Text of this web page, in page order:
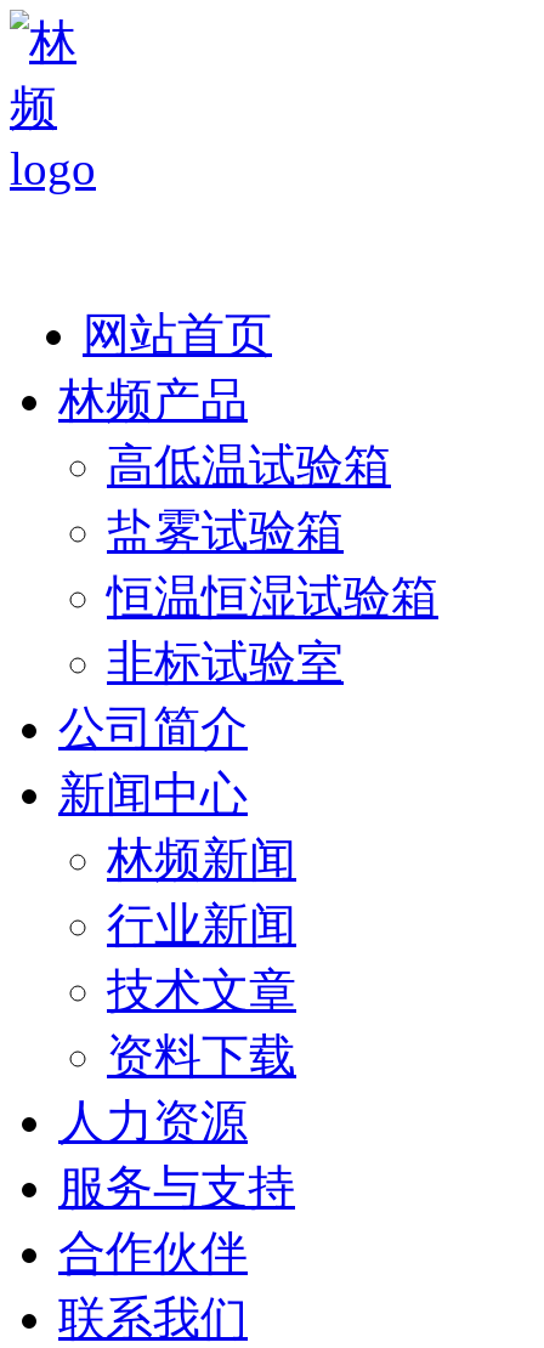
网站首页
林频产品
高低温试验箱
盐雾试验箱
恒温恒湿试验箱
非标试验室
公司简介
新闻中心
林频新闻
行业新闻
技术文章
资料下载
人力资源
服务与支持
合作伙伴
联系我们